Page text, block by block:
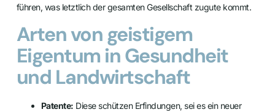
führen, was letztlich der gesamten Gesellschaft zugute kommt.
Arten von geistigem
Eigentum in Gesundheit
und Landwirtschaft
Patente: Diese schützen Erfindungen, sei es ein neuer